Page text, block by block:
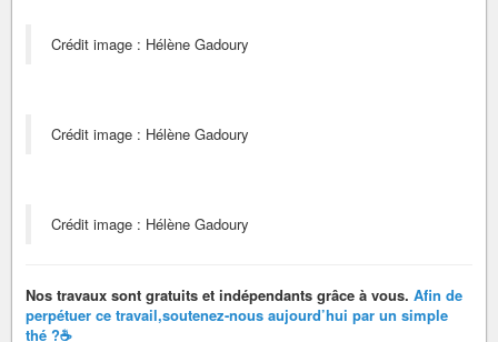
Crédit image : Hélène Gadoury
Crédit image : Hélène Gadoury
Crédit image : Hélène Gadoury
Nos travaux sont gratuits et indépendants grâce à vous. Afin de
perpétuer ce travail,soutenez-nous aujourd’hui par un simple
thé ?☕